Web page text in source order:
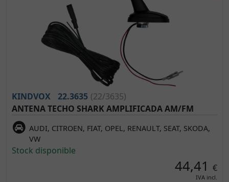
KINDVOX 22.3635 (22/3635)
ANTENA TECHO SHARK AMPLIFICADA AM/FM
AUDI, CITROEN, FIAT, OPEL, RENAULT, SEAT, SKODA,
VW
Stock disponible
44,41 €
IVA incl.